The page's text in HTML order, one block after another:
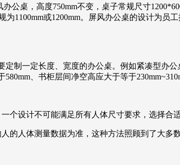
桌，高度750mm不变，桌子常规尺寸
1100mm或1200mm。屏风办公桌的设计为员
制一定长度、宽度的办公桌。例如紧凑型办
、书柜层间净空高应大于等于
设计不可能满足所有人体尺寸要求，选择合
的人体测量数据为准，这种方法照顾到了大多